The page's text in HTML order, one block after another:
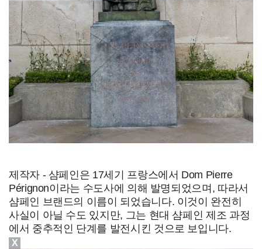
제작자 - 샴페인은 17세기 프랑스에서 Dom Pierre
Pérignon이라는 수도사에 의해 발명되었으며, 따라서
샴페인 브랜드의 이름이 되었습니다. 이것이 완전히
사실이 아닐 수도 있지만, 그는 현대 샴페인 제조 과정
에서 중추적인 단계를 발전시킨 것으로 보입니다.
X